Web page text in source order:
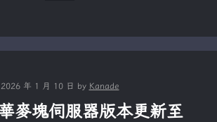
2026 年 1 月 10 日 by Kanade
麥塊伺服器版本更新至